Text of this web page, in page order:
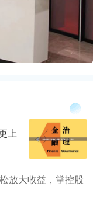
上
放大收益，掌控股